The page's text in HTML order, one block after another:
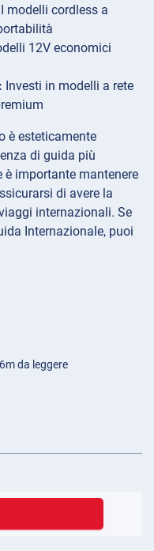
I modelli cordless a
12V economici
Investi in modelli a rete
è esteticamente
di guida più
è importante mantenere
di avere la
internazionali. Se
Internazionale, puoi
da leggere